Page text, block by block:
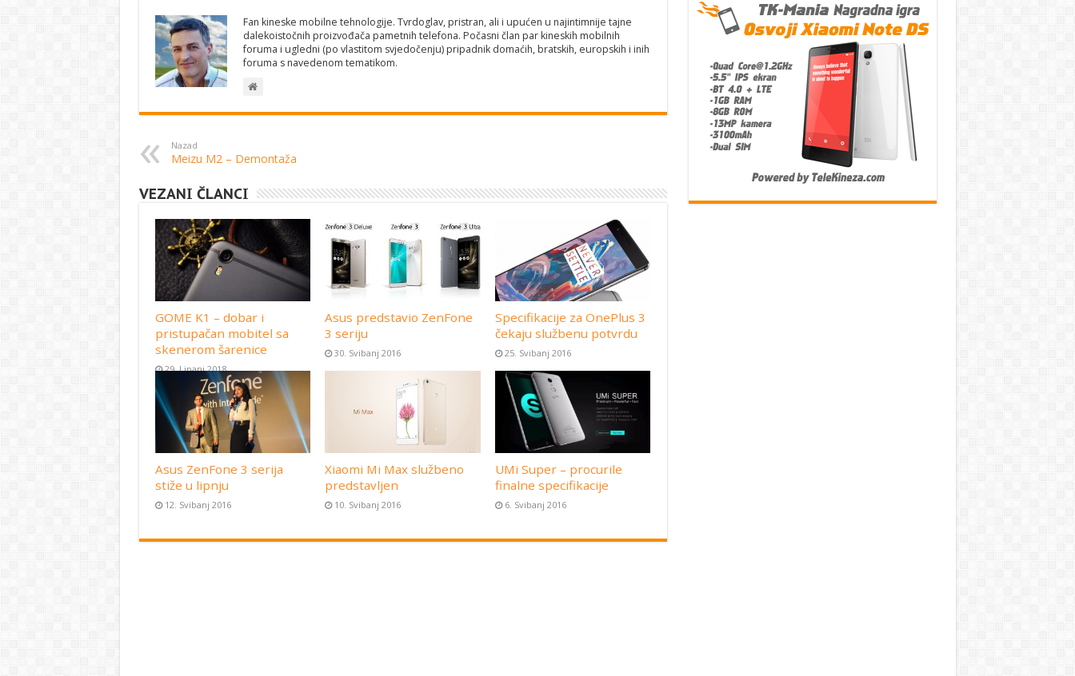
Fan kineske mobilne tehnologije. Tvrdoglav, pristran, ali i upućen u najintimnije tajne
dalekoistočnih proizvođača pametnih telefona. Počasni član par kineskih mobilnih
foruma i ugledni (po vlastitom svjedočenju) pripadnik domaćih, bratskih, europskih i inih
foruma s navedenom tematikom.
Nazad
Meizu M2 – Demontaža
VEZANI ČLANCI
GOME K1 – dobar i
pristupačan mobitel sa
skenerom šarenice
29. Lipanj 2018
Asus predstavio ZenFone
3 seriju
30. Svibanj 2016
Specifikacije za OnePlus 3
čekaju službenu potvrdu
25. Svibanj 2016
Asus ZenFone 3 serija
stiže u lipnju
12. Svibanj 2016
Xiaomi Mi Max službeno
predstavljen
10. Svibanj 2016
UMi Super – procurile
finalne specifikacije
6. Svibanj 2016